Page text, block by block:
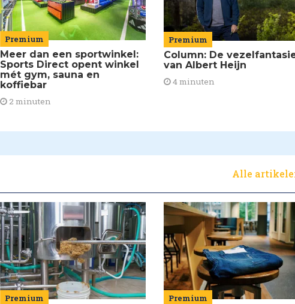
Premium
Meer dan een sportwinkel:
Sports Direct opent winkel
mét gym, sauna en
koffiebar
2 minuten
Premium
Column: De
van Albert Heijn
4 minuten
Alle
Premium Premium